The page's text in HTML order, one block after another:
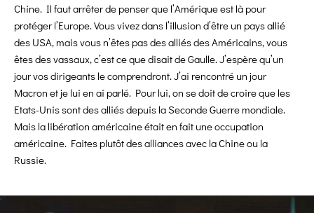
Chine. Il faut arrêter de penser que l’Amérique est là pour
protéger l’Europe. Vous vivez dans l’illusion d’être un pays allié
des USA, mais vous n’êtes pas des alliés des Américains, vous
êtes des vassaux, c’est ce que disait de Gaulle. J’espère qu’un
jour vos dirigeants le comprendront. J’ai rencontré un jour
Macron et je lui en ai parlé. Pour lui, on se doit de croire que les
Etats-Unis sont des alliés depuis la Seconde Guerre mondiale.
Mais la libération américaine était en fait une occupation
américaine. Faites plutôt des alliances avec la Chine ou la
Russie.